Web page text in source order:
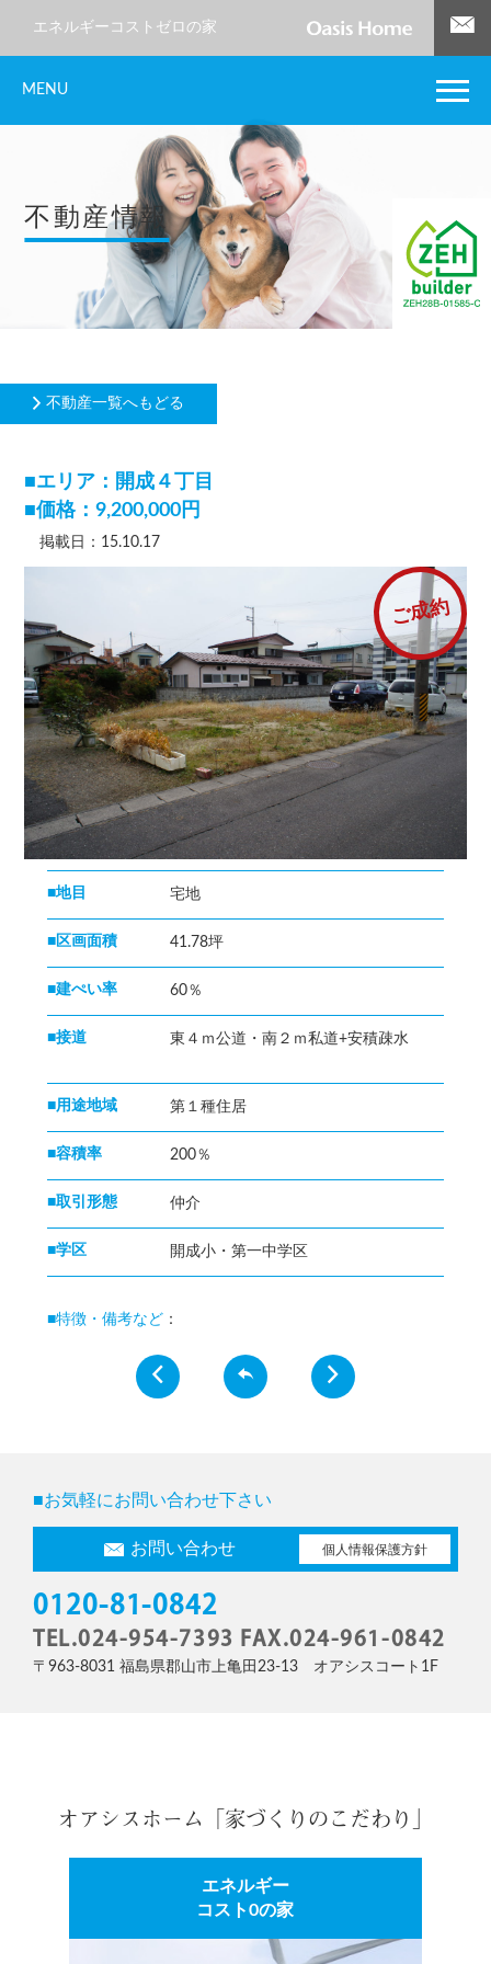
エネルギーコストゼロの家
MENU
不動産情報
不動産一覧へもどる
■エリア：開成４丁目
■価格：9,200,000円
掲載日：15.10.17
ご成約
■地目 宅地
■区画面積 41.78坪
■建ぺい率 60％
■接道 東４ｍ公道・南２ｍ私道+安積疎水
■用途地域 第１種住居
■容積率 200％
■取引形態 仲介
■学区 開成小・第一中学区
■特徴・備考など：
■お気軽にお問い合わせ下さい
お問い合わせ 個人情報保護方針
0120-81-0842
TEL.024-954-7393 FAX.024-961-0842
〒963-8031 福島県郡山市上亀田23-13 オアシスコート1F
オアシスホーム「家づくりのこだわり」
エネルギー
コスト0の家